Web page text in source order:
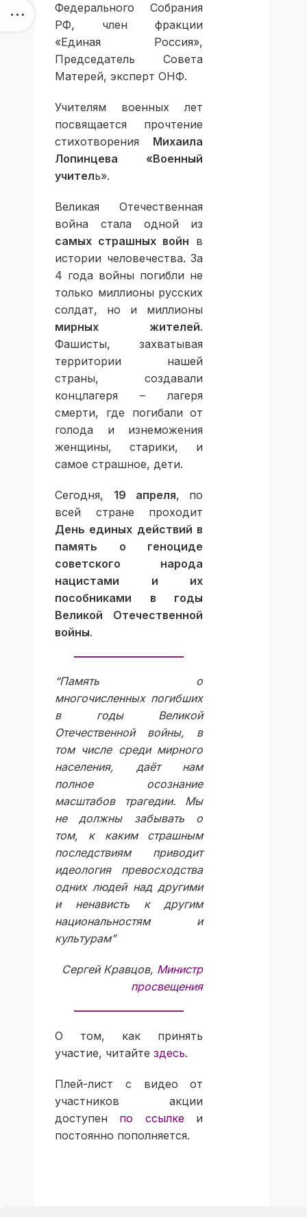
Федерального Собрания
РФ, член фракции
«Единая Россия»,
Председатель Совета
Матерей, эксперт ОНФ.
Учителям военных лет
посвящается прочтение
стихотворения Михаила
Лопинцева «Военный
учитель».
Великая Отечественная
война стала одной из
самых страшных войн в
истории человечества. За
4 года войны погибли не
только миллионы русских
солдат, но и миллионы
мирных жителей.
Фашисты, захватывая
территории нашей
страны, создавали
концлагеря – лагеря
смерти, где погибали от
голода и изнеможения
женщины, старики, и
самое страшное, дети.
Сегодня, 19 апреля, по
всей стране проходит
День единых действий в
память о геноциде
советского народа
нацистами и их
пособниками в годы
Великой Отечественной
войны.
“Память о
многочисленных погибших
в годы Великой
Отечественной войны, в
том числе среди мирного
населения, даёт нам
полное осознание
масштабов трагедии. Мы
не должны забывать о
том, к каким страшным
последствиям приводит
идеология превосходства
одних людей над другими
и ненависть к другим
национальностям и
культурам”
Сергей Кравцов, Министр
просвещения
О том, как принять
участие, читайте здесь.
Плей-лист с видео от
участников акции
доступен по ссылкеи
постоянно пополняется.